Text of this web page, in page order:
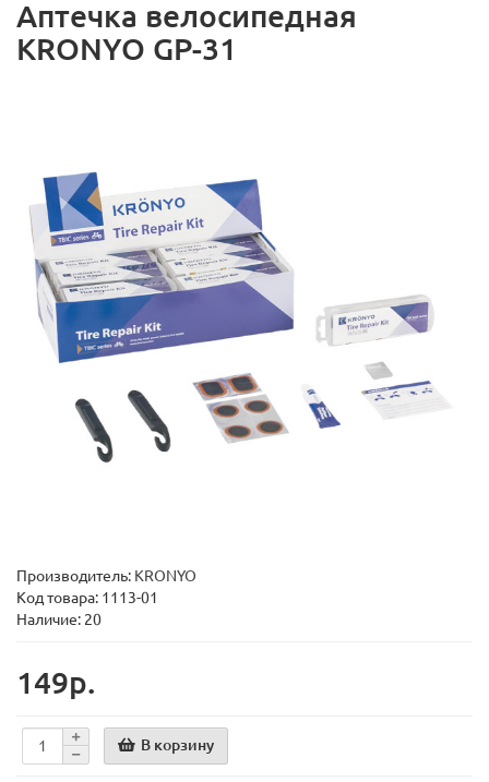
Аптечка велосипедная
KRONYO GP-31
Производитель: KRONYO
Код товара: 1113-01
Наличие: 20
149р.
В корзину